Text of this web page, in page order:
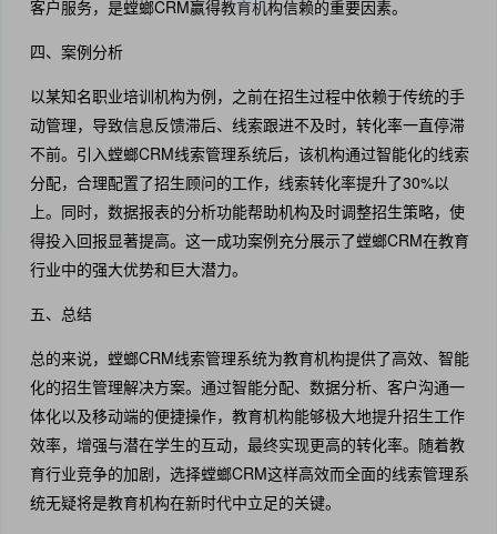
客户服务，是螳螂CRM赢得教育机构信赖的重要因素。
四、案例分析
以某知名职业培训机构为例，之前在招生过程中依赖于传统的手
动管理，导致信息反馈滞后、线索跟进不及时，转化率一直停滞
不前。引入螳螂CRM线索管理系统后，该机构通过智能化的线索
分配，合理配置了招生顾问的工作，线索转化率提升了30%以
上。同时，数据报表的分析功能帮助机构及时调整招生策略，使
得投入回报显著提高。这一成功案例充分展示了螳螂CRM在教育
行业中的强大优势和巨大潜力。
五、总结
总的来说，螳螂CRM线索管理系统为教育机构提供了高效、智能
化的招生管理解决方案。通过智能分配、数据分析、客户沟通一
体化以及移动端的便捷操作，教育机构能够极大地提升招生工作
效率，增强与潜在学生的互动，最终实现更高的转化率。随着教
育行业竞争的加剧，选择螳螂CRM这样高效而全面的线索管理系
统无疑将是教育机构在新时代中立足的关键。